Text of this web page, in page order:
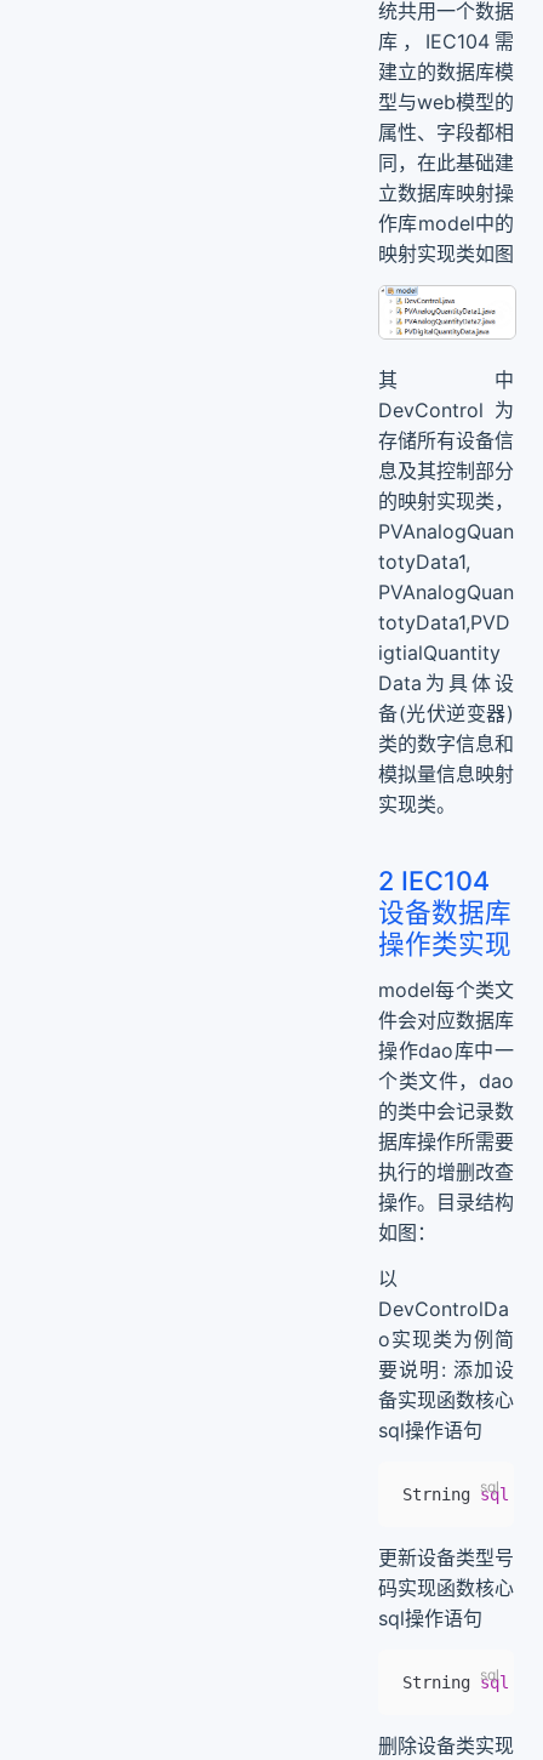
统共用一个数据
库，IEC104需
建立的数据库模
型与web模型的
属性、字段都相
同，在此基础建
立数据库映射操
作库model中的
映射实现类如图
其中
DevControl为
存储所有设备信
息及其控制部分
的映射实现类，
PVAnalogQuan
totyData1,
PVAnalogQuan
totyData1,PVD
igtialQuantity
Data为具体设
备(光伏逆变器)
类的数字信息和
模拟量信息映射
实现类。
2 IEC104
设备数据库
操作类实现
model每个类文
件会对应数据库
操作dao库中一
个类文件，dao
的类中会记录数
据库操作所需要
执行的增删改查
操作。目录结构
如图：
以
DevControlDa
o实现类为例简
要说明: 添加设
备实现函数核心
sql操作语句
Strning sql
更新设备类型号
码实现函数核心
sql操作语句
Strning sql
删除设备类实现